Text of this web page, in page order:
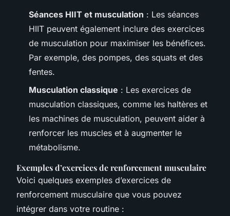
Séances HIIT et musculation : Les séances
HIIT peuvent également inclure des exercices
de musculation pour maximiser les bénéfices.
Par exemple, des pompes, des squats et des
fentes.
Musculation classique : Les exercices de
musculation classiques, comme les haltères et
les machines de musculation, peuvent aider à
renforcer les muscles et à augmenter le
métabolisme.
Exemples d’exercices de renforcement musculaire
Voici quelques exemples d’exercices de
renforcement musculaire que vous pouvez
intégrer dans votre routine :